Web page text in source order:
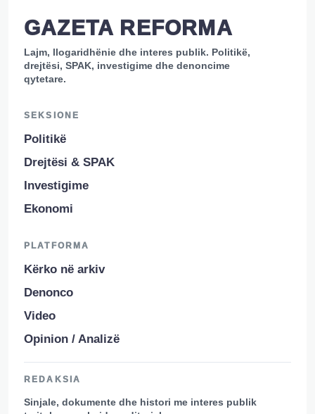
GAZETA REFORMA
Lajm, llogaridhënie dhe interes publik. Politikë,
drejtësi, SPAK, investigime dhe denoncime
qytetare.
SEKSIONE
Politikë
Drejtësi & SPAK
Investigime
Ekonomi
PLATFORMA
Kërko në arkiv
Denonco
Video
Opinion / Analizë
REDAKSIA
Sinjale, dokumente dhe histori me interes publik